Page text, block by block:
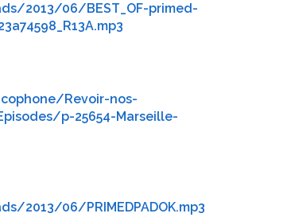
2013/06/BEST_OF-primed-
Revoir-nos-
p-25654-Marseille-
06/PRIMEDPADOK.mp3